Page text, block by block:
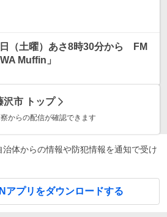
日（土曜）あさ8時30分から FM
Muffin」
沢市 トップ
からの配信が確認できます
治体からの情報や防犯情報を通知で受け
アプリをダウンロードする